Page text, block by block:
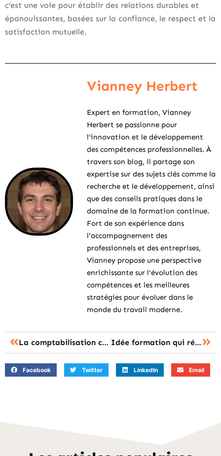
c’est une voie pour établir des relations durables et
épanouissantes, basées sur la confiance, le respect et la
satisfaction mutuelle.
Vianney Herbert
Expert en formation, Vianney
Herbert se passionne pour
l'innovation et le développement
des compétences professionnelles. À
travers son blog, il partage son
expertise sur des sujets clés comme la
recherche et le développement, ainsi
que des conseils pratiques dans le
domaine de la formation continue.
Fort de son expérience dans
l'accompagnement des
professionnels et des entreprises,
Vianney propose une perspective
enrichissante sur l'évolution des
compétences et les meilleures
stratégies pour évoluer dans le
monde du travail moderne.
La comptabilisation cvae : maitrisez cet incontournable atout pour exceller en gestion Idée formation qui révolutionne votre carrière avec des résultats concrets garantis
Facebook Twitter LinkedIn Email